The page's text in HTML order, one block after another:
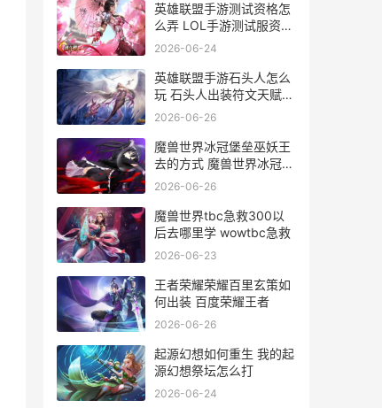
英雄联盟手游测试资格怎
么弄 LOL手游测试服资格
申请
2026-06-24
英雄联盟手游石头人怎么
玩 石头人出装符文天赋玩
法攻略
2026-06-26
魔兽世界冰冠堡垒巫妖王
去的方式 魔兽世界冰冠堡
垒声望怎么刷
2026-06-26
魔兽世界tbc急救300以
后去哪里学 wowtbc急救
2026-06-23
王者荣耀荣耀百里玄策如
何出装 百度荣耀王者
2026-06-26
起源幻想如何重生 我的起
源幻想祭坛怎么打
2026-06-24